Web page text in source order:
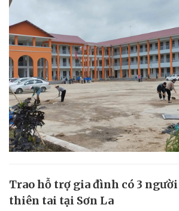
Trao hỗ trợ gia đình có 3
thiên tai tại Sơn La